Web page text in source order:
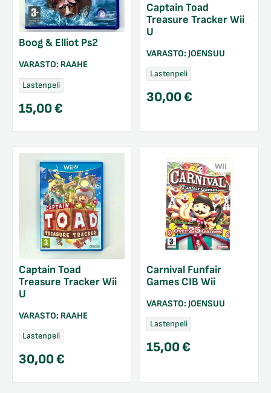
Boog & Elliot Ps2
VARASTO: RAAHE
Lastenpeli
15,00€
Captain Toad
Treasure Tracker Wii
U
VARASTO: JOENSUU
Lastenpeli
30,00€
Captain Toad
Treasure Tracker Wii
U
VARASTO: RAAHE
Lastenpeli
30,00€
Carnival Funfair
Games CIB Wii
VARASTO: JOENSUU
Lastenpeli
15,00€